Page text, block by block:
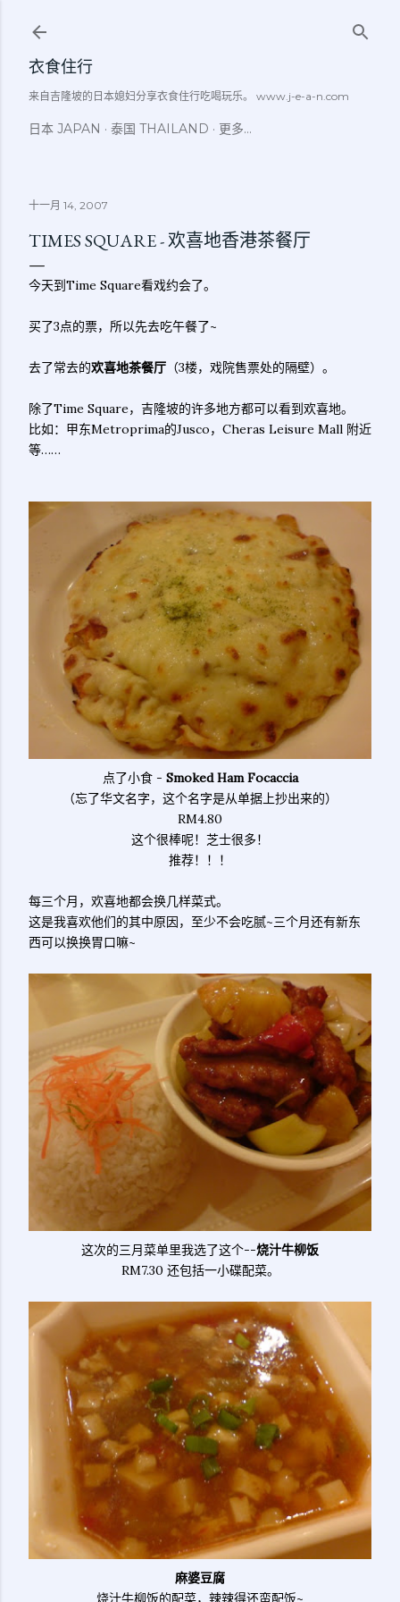
衣食住行
来自吉隆坡的日本媳妇分享衣食住行吃喝玩乐。 www.j-e-a-n.com
日本 JAPAN 泰国 THAILAND 更多…
十一月 14, 2007
TIMES SQUARE - 欢喜地香港茶餐厅
今天到Time Square看戏约会了。
买了3点的票，所以先去吃午餐了~
去了常去的欢喜地茶餐厅 （3楼，戏院售票处的隔壁）。
除了Time Square，吉隆坡的许多地方都可以看到欢喜地。
比如：甲东Metroprima的Jusco，Cheras Leisure Mall 附近
等……
点了小食 - Smoked Ham Focaccia
（忘了华文名字，这个名字是从单据上抄出来的）
RM4.80
这个很棒呢！芝士很多！
推荐！！！
每三个月，欢喜地都会换几样菜式。
这是我喜欢他们的其中原因，至少不会吃腻~三个月还有新东
西可以换换胃口嘛~
这次的三月菜单里我选了这个--烧汁牛柳饭
RM7.30 还包括一小碟配菜。
麻婆豆腐
烧汁牛柳饭的配菜，辣辣得还蛮配饭~